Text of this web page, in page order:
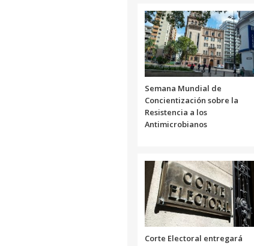
Semana Mundial de
Concientización sobre la
Resistencia a los
Antimicrobianos
Corte Electoral entregará